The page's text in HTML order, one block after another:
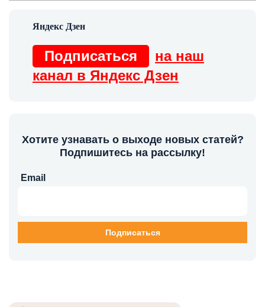
Подписаться
на наш
канал в Яндекс Дзен
Хотите узнавать о выходе новых статей?
Подпишитесь на рассылку!
Email